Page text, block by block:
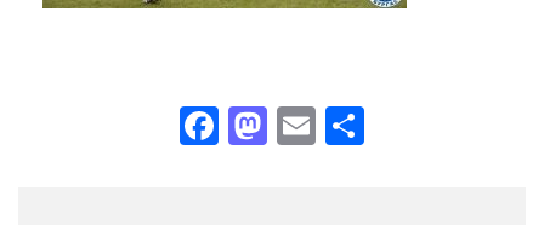
Facebook
Mastodon
Email